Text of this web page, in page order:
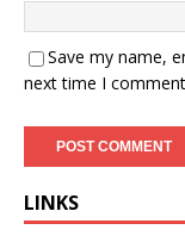
Save my name,
next time I
LINKS